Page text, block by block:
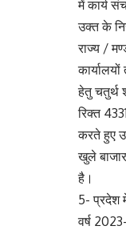
में कार्य
उक्त के
राज्य /
हेतु चतुर्थ
रिक्त
करते हुए
खुले
है।
5- प्रदेश
वर्ष